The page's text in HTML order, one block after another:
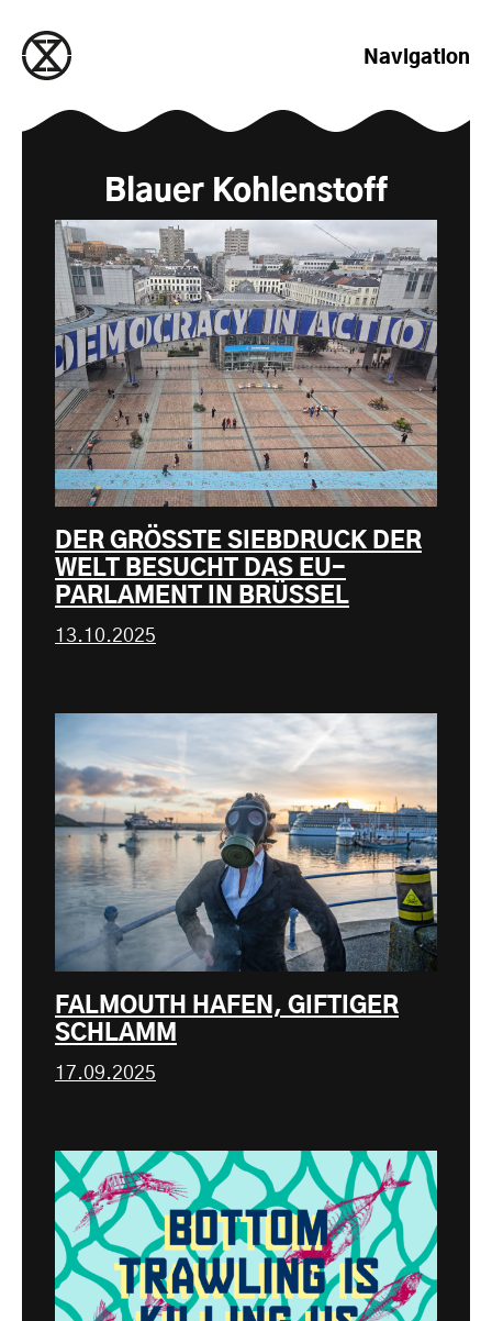
Navigation
Blauer Kohlenstoff
DER GRÖSSTE SIEBDRUCK DER
WELT BESUCHT DAS EU-
PARLAMENT IN BRÜSSEL
13.10.2025
FALMOUTH HAFEN, GIFTIGER
SCHLAMM
17.09.2025